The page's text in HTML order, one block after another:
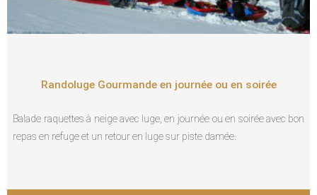
Randoluge Gourmande en journée ou en soirée
Balade raquettes à neige avec luge, en journée ou en soirée avec bon
repas en refuge et un retour en luge sur piste damée.